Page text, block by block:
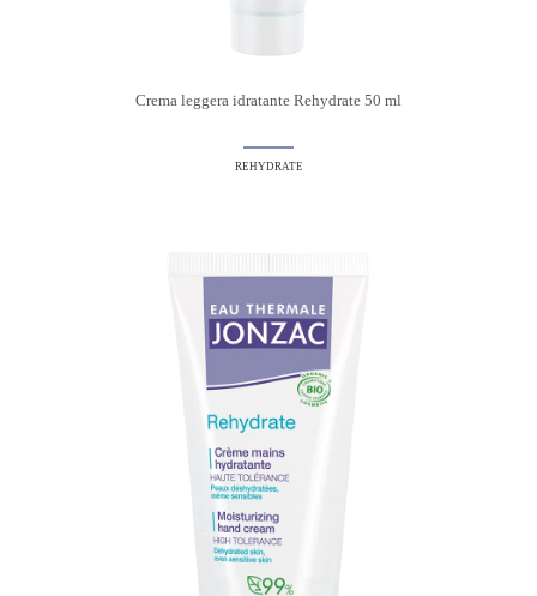
Crema leggera idratante Rehydrate 50 ml
REHYDRATE